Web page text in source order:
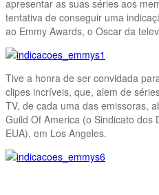
apresentar as suas séries aos
tentativa de conseguir uma
ao Emmy Awards, o Oscar da
Tive a honra de ser convidada
clipes incríveis, que, alem de
TV, de cada uma das emissoras,
Guild Of America (o Sindicato dos
EUA), em Los Angeles.